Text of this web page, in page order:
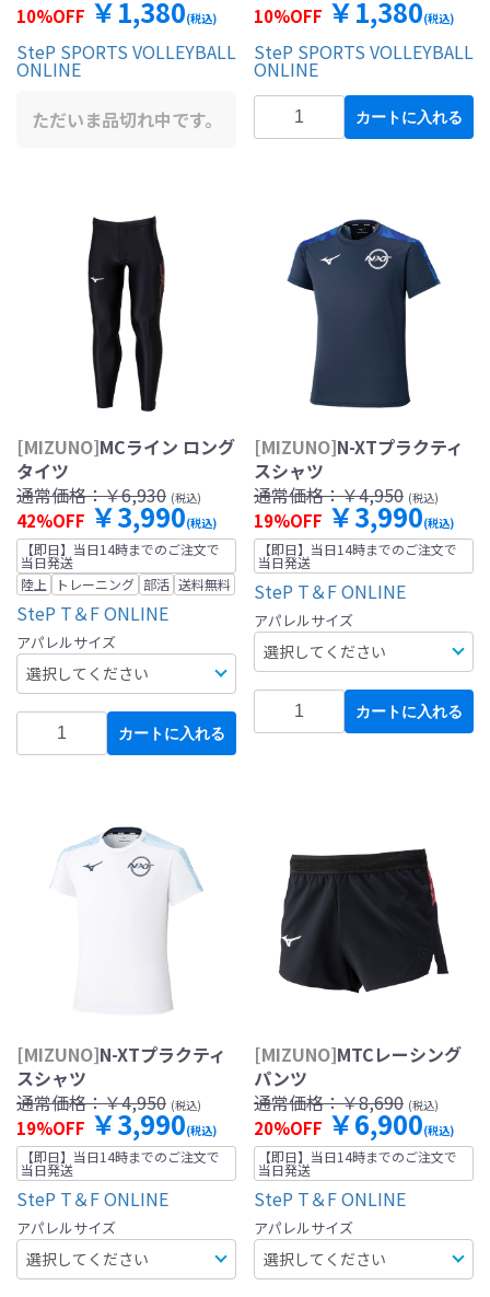
10%OFF ￥1,380(税込)
SteP SPORTS VOLLEYBALL
ONLINE
ただいま品切れ中です。
10%OFF ￥1,380(税込)
SteP SPORTS VOLLEYBALL
ONLINE
カートに入れる
[MIZUNO]MCライン ロング
タイツ
通常価格：￥6,930 (税込)
42%OFF ￥3,990(税込)
【即日】当日14時までのご注文で
当日発送
陸上
トレーニング 部活 送料無料
SteP T＆F ONLINE
アパレルサイズ
カートに入れる
[MIZUNO]N-XTプラクティ
スシャツ
通常価格：￥4,950 (税込)
19%OFF ￥3,990(税込)
【即日】当日14時までのご注文で
当日発送
SteP T＆F ONLINE
アパレルサイズ
カートに入れる
[MIZUNO]N-XTプラクティ
スシャツ
通常価格：￥4,950 (税込)
19%OFF ￥3,990(税込)
【即日】当日14時までのご注文で
当日発送
SteP T＆F ONLINE
アパレルサイズ
[MIZUNO]MTCレーシング
パンツ
通常価格：￥8,690 (税込)
20%OFF ￥6,900(税込)
【即日】当日14時までのご注文で
当日発送
SteP T＆F ONLINE
アパレルサイズ